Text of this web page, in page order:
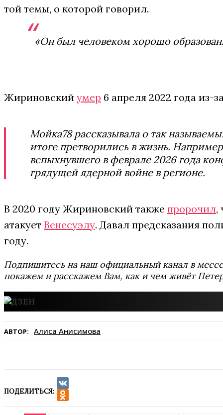
той темы, о которой говорил.
«Он был человеком хорошо
Жириновский умер 6 апреля 2022 года из-
Мойка78 рассказывала о так
итоге претворились в жизнь.
вспыхнувшего в феврале 2026 года
грядущей ядерной войне в регионе.
В 2020 году Жириновский также пророчил,
атакует Венесуэлу. Давал предсказания
году.
Подпишитесь на наш официальный канал в
покажем и расскажем Вам, как и чем живёт
АВТОР: Алиса Анисимова
ПОДЕЛИТЬСЯ:
VK